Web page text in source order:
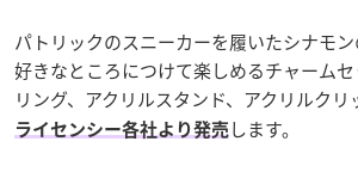
パトリックのスニーカーを履いたシナモ
好きなところにつけて楽しめるチャーム
リング、アクリルスタンド、アクリルクリ
ライセンシー各社より発売 します。